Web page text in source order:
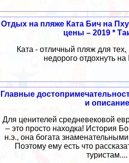
Отдых на пляже Ката Бич на
цены – 2019 *
Ката - отличный пляж для тех,
недорого отдохнуть на
Главные
и описание
Для ценителей средневековой
– это просто находка! История
н.э., она богата
Поэтому ему есть что
туристам....